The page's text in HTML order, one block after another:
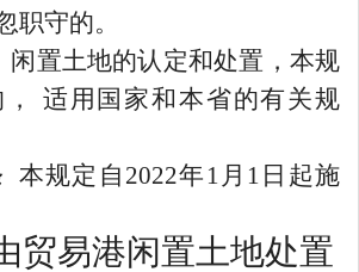
职守的。
闲置土地的认定和处置，本规
适用国家和本省的有关规
本规定 自 2022年1月1日起施
贸易港闲置土地处置